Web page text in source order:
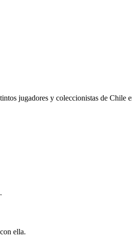
jugadores y coleccionistas de Chile
ella.